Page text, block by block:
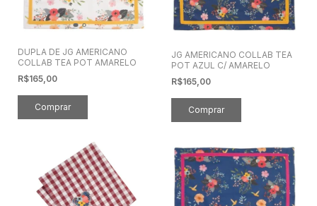
DUPLA DE JG AMERICANO
COLLAB TEA POT AMARELO
R$165,00
JG AMERICANO COLLAB TEA
POT AZUL C/ AMARELO
R$165,00